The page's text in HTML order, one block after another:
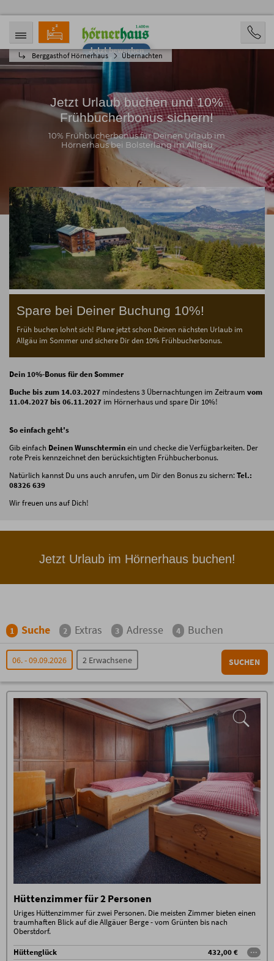
Jetzt bewerben
Berggasthof Hörnerhaus Übernachten
ANREISE
07.08.2026
ABREISE
12.08.2026
2 PersonenJetzt Urlaub buchen und 10%
Frühbucherbonus sichern!
10% Frühbucherbonus für Deinen Urlaub im
Hörnerhaus bei Bolsterlang im Allgäu
Spare bei Deiner Buchung 10%!
Früh buchen lohnt sich! Plane jetzt schon Deinen nächsten Urlaub im
Allgäu im Sommer und sichere Dir den 10% Frühbucherbonus.
Dein 10%-Bonus für den Sommer
Buche bis zum 14.03.2027 mindestens 3 Übernachtungen im Zeitraum vom
11.04.2027 bis 06.11.2027 im Hörnerhaus und spare Dir 10%!
So einfach geht's
Gib einfach Deinen Wunschterminein und checke die Verfügbarkeiten. Der
rote Preis kennzeichnet den berücksichtigten Frühbucherbonus.
Natürlich kannst Du uns auch anrufen, um Dir den Bonus zu sichern:Tel.:
08326 639
Wir freuen uns auf Dich!
Jetzt Urlaub im Hörnerhaus buchen!
1 Suche 2 Extras 3 Adresse 4 Buchen
06. - 09.09.2026 2 Erwachsene SUCHEN
Hüttenzimmer für 2 Personen
Uriges Hüttenzimmer für zwei Personen. Die meisten Zimmer bieten einen
traumhaften Blick auf die Allgäuer Berge - vom Grünten bis nach
Oberstdorf.
Hüttenglück
432,00 € ···